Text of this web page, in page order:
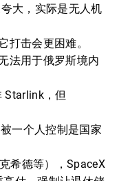
大，实际是无人机
打击会更困难。
法用于俄罗斯境内
Starlink，但
一个人控制是国家
希德等），SpaceX